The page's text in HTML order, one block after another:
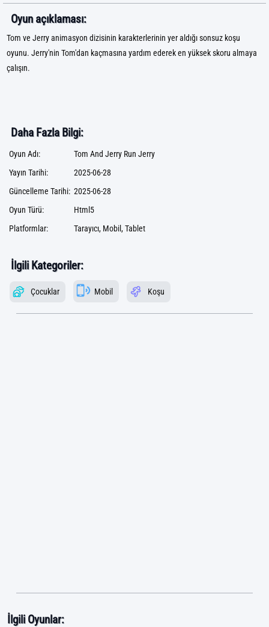
Oyun açıklaması:
Tom ve Jerry animasyon dizisinin karakterlerinin yer aldığı sonsuz koşu
oyunu. Jerry'nin Tom'dan kaçmasına yardım ederek en yüksek skoru almaya
çalışın.
Daha Fazla Bilgi:
Oyun Adı:
Tom And Jerry Run Jerry
Yayın Tarihi:
2025-06-28
Güncelleme Tarihi: 2025-06-28
Oyun Türü:
Html5
Platformlar:
Tarayıcı, Mobil, Tablet
İlgili Kategoriler:
Çocuklar Mobil Koşu
İlgili Oyunlar: